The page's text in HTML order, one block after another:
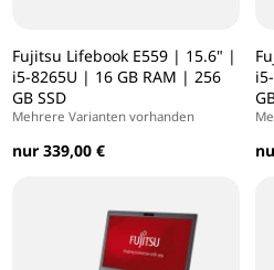
Fujitsu Lifebook E559 | 15.6" |
i5-8265U | 16 GB RAM | 256
GB SSD
Mehrere Varianten vorhanden
nur 339,00 €